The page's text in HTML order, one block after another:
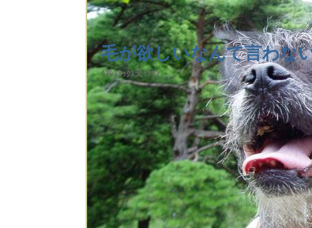
毛が欲しいなんて言わな
ﾍｱﾚｽﾐｯｸｽ犬ｲﾝﾔﾝ